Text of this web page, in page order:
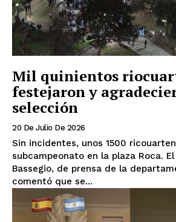
Mil quinientos
festejaron y
selección
20 De Julio De 2026
Sin incidentes, unos 1500
subcampeonato en la plaza Roca. El comisario Jorge
Bassegio, de prensa de la
comentó que se...